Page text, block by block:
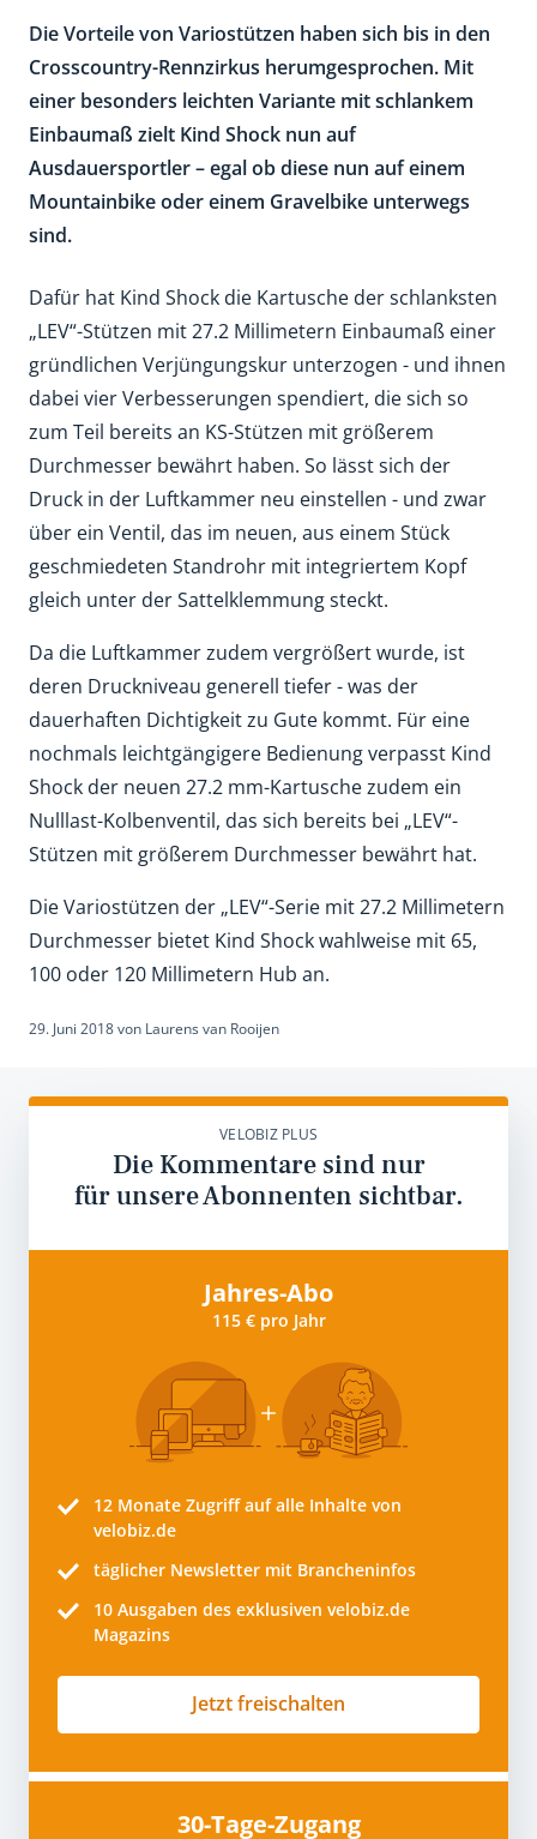
Die Vorteile von Variostützen haben sich bis in den
Crosscountry-Rennzirkus herumgesprochen. Mit
einer besonders leichten Variante mit schlankem
Einbaumaß zielt Kind Shock nun auf
Ausdauersportler – egal ob diese nun auf einem
Mountainbike oder einem Gravelbike unterwegs
sind.
Dafür hat Kind Shock die Kartusche der schlanksten
„LEV“-Stützen mit 27.2 Millimetern Einbaumaß einer
gründlichen Verjüngungskur unterzogen - und ihnen
dabei vier Verbesserungen spendiert, die sich so
zum Teil bereits an KS-Stützen mit größerem
Durchmesser bewährt haben. So lässt sich der
Druck in der Luftkammer neu einstellen - und zwar
über ein Ventil, das im neuen, aus einem Stück
geschmiedeten Standrohr mit integriertem Kopf
gleich unter der Sattelklemmung steckt.
Da die Luftkammer zudem vergrößert wurde, ist
deren Druckniveau generell tiefer - was der
dauerhaften Dichtigkeit zu Gute kommt. Für eine
nochmals leichtgängigere Bedienung verpasst Kind
Shock der neuen 27.2 mm-Kartusche zudem ein
Nulllast-Kolbenventil, das sich bereits bei „LEV“-
Stützen mit größerem Durchmesser bewährt hat.
Die Variostützen der „LEV“-Serie mit 27.2 Millimetern
Durchmesser bietet Kind Shock wahlweise mit 65,
100 oder 120 Millimetern Hub an.
29. Juni 2018von Laurens van Rooijen
VELOBIZ PLUS
Die Kommentare sind nur
für unsere Abonnenten sichtbar.
Jahres-Abo
115 € pro Jahr
12 Monate Zugriff auf alle Inhalte von
velobiz.de
täglicher Newsletter mit Brancheninfos
10 Ausgaben des exklusiven velobiz.de
Magazins
Jetzt freischalten
30-Tage-Zugang